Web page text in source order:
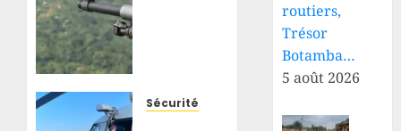
aux
Sécurité
routiers,
Trésor
Botamba…
5 août 2026